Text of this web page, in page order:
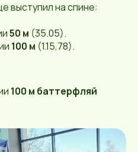
выступил на спине:
50 м (35.05).
100 м (1.15,78).
100 м баттерфляй